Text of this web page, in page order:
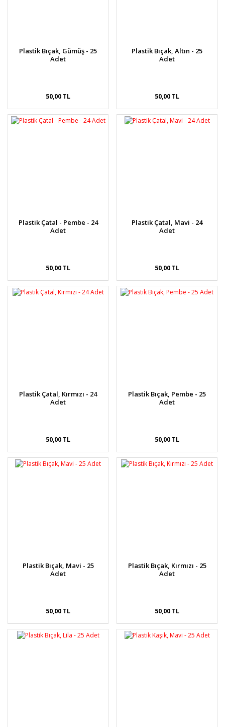
Plastik Bıçak, Gümüş - 25
Adet
50,00 TL
Plastik Bıçak, Altın - 25
Adet
50,00 TL
Plastik Çatal - Pembe - 24
Adet
50,00 TL
Plastik Çatal, Mavi - 24
Adet
50,00 TL
Plastik Çatal, Kırmızı - 24
Adet
50,00 TL
Plastik Bıçak, Pembe - 25
Adet
50,00 TL
Plastik Bıçak, Mavi - 25
Adet
50,00 TL
Plastik Bıçak, Kırmızı - 25
Adet
50,00 TL